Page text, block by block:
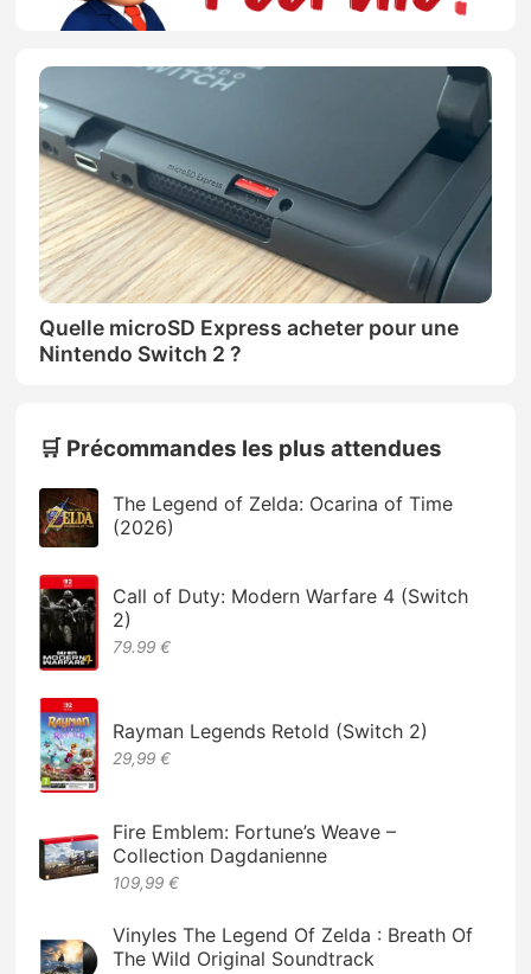
Quelle microSD Express acheter pour une
Nintendo Switch 2 ?
🛒 Précommandes les plus attendues
The Legend of Zelda: Ocarina of Time
(2026)
Call of Duty: Modern Warfare 4 (Switch
2)
79.99 €
Rayman Legends Retold (Switch 2)
29,99 €
Fire Emblem: Fortune’s Weave –
Collection Dagdanienne
109,99 €
Vinyles The Legend Of Zelda : Breath Of
The Wild Original Soundtrack